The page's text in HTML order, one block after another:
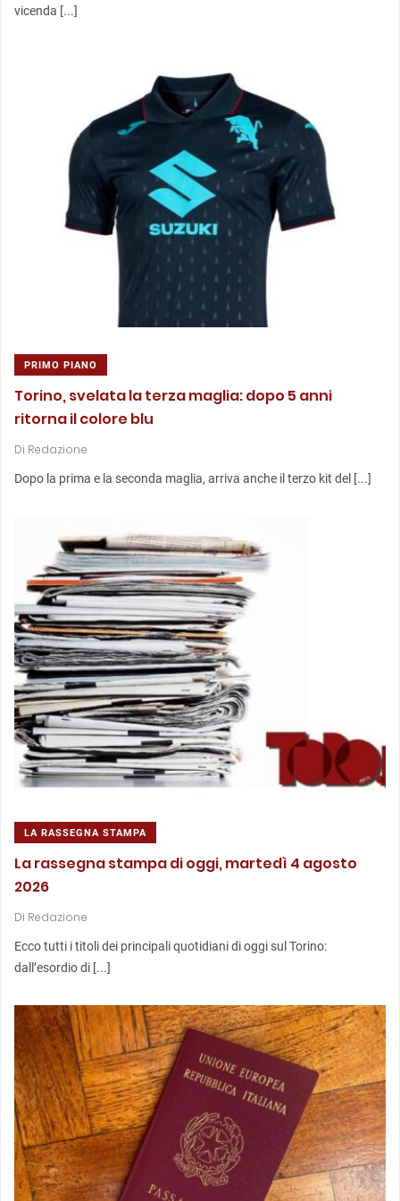
vicenda [...]
PRIMO PIANO
Torino, svelata la terza maglia: dopo 5 anni
ritorna il colore blu
Di Redazione
Dopo la prima e la seconda maglia, arriva anche il terzo kit del [...]
LA RASSEGNA STAMPA
La rassegna stampa di oggi, martedì 4 agosto
2026
Di Redazione
Ecco tutti i titoli dei principali quotidiani di oggi sul Torino:
dall’esordio di [...]